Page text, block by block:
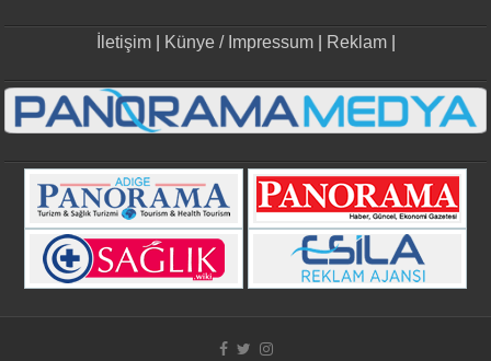
İletişim| Künye / Impressum| Reklam|